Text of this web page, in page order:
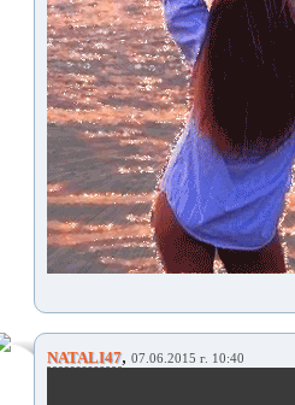
NATALI47, 07.06.2015 г. 10:40